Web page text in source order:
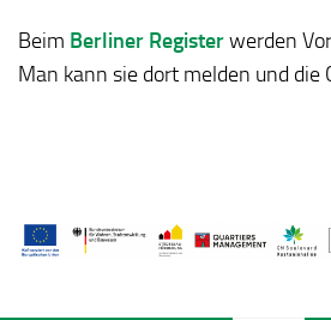
Beim Berliner Registerwerden
Man kann sie dort melden und die